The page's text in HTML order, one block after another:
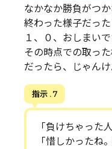
なかなか勝負がつ
終わった様子だっ
１、０、おしまい
その時点での取っ
だったら、じゃんけ
指示 . 7
「負けちゃった
「惜しかったね